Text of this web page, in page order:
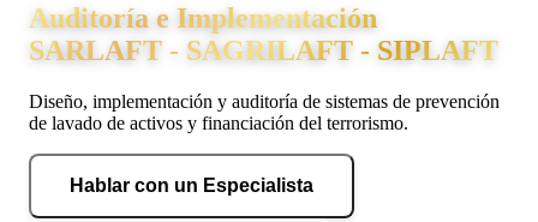
Auditoría e Implementación
SARLAFT - SAGRILAFT - SIPLAFT
Diseño, implementación y auditoría de sistemas de prevención
de lavado de activos y financiación del terrorismo.
Hablar con un Especialista